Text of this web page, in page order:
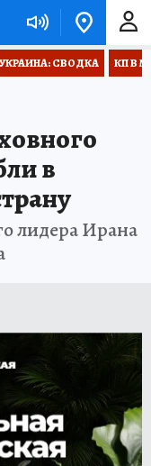
УКРАИНА: СВОДКА КП В
в
лидера Ирана